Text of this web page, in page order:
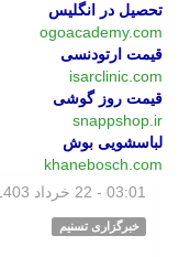
تحصیل در انگلیس
ogoacademy.com
قیمت ارتودنسی
isarclinic.com
قیمت روز گوشی
snappshop.ir
لباسشویی بوش
khanebosch.com
03:01 - 22 خرداد 1403
خبرگزاری تسنیم